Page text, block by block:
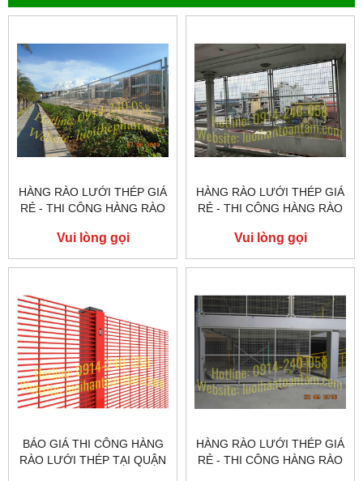
HÀNG RÀO LƯỚI THÉP GIÁ
RẺ - THI CÔNG HÀNG RÀO
PHÚ
Vui lòng gọi
HÀNG RÀO LƯỚI THÉP GIÁ
RẺ - THI CÔNG HÀNG RÀO
ĐỨC
Vui lòng gọi
BÁO GIÁ THI CÔNG HÀNG
RÀO LƯỚI THÉP TẠI QUẬN
HÀNG RÀO LƯỚI THÉP GIÁ
RẺ - THI CÔNG HÀNG RÀO